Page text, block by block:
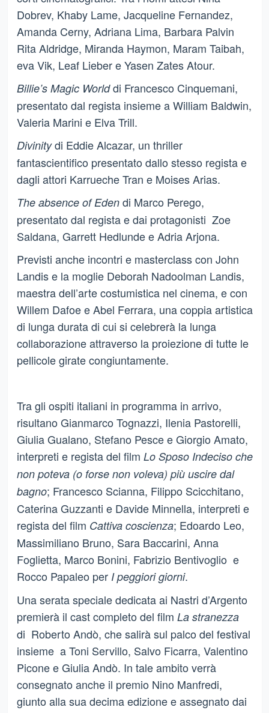
Dobrev, Khaby Lame, Jacqueline Fernandez,
Amanda Cerny, Adriana Lima, Barbara Palvin
Rita Aldridge, Miranda Haymon, Maram Taibah,
eva Vik, Leaf Lieber e Yasen Zates Atour.
Billie’s Magic Worlddi Francesco Cinquemani,
presentato dal regista insieme a William Baldwin,
Valeria Marini e Elva Trill.
Divinitydi Eddie Alcazar, un thriller
fantascientifico presentato dallo stesso regista e
dagli attori Karrueche Tran e Moises Arias.
The absence of Eden di Marco Perego,
presentato dal regista e dai protagonisti Zoe
Saldana, Garrett Hedlunde e Adria Arjona.
Previsti anche incontri e masterclass con John
Landis e la moglie Deborah Nadoolman Landis,
maestra dell’arte costumistica nel cinema, e con
Willem Dafoe e Abel Ferrara, una coppia artistica
di lunga durata di cui si celebrerà la lunga
collaborazione attraverso la proiezione di tutte le
pellicole girate congiuntamente.
Tra gli ospiti italiani in programma in arrivo,
risultano Gianmarco Tognazzi, Ilenia Pastorelli,
Giulia Gualano, Stefano Pesce e Giorgio Amato,
interpreti e regista del film Lo Sposo Indeciso che
non poteva (o forse non voleva) più uscire dal
bagno; Francesco Scianna, Filippo Scicchitano,
Caterina Guzzanti e Davide Minnella, interpreti e
regista del film Cattiva coscienza; Edoardo Leo,
Massimiliano Bruno, Sara Baccarini, Anna
Foglietta, Marco Bonini, Fabrizio Bentivoglio e
Rocco Papaleo per I peggiori giorni.
Una serata speciale dedicata ai Nastri d’Argento
premierà il cast completo del film La stranezza
di Roberto Andò, che salirà sul palco del festival
insieme a Toni Servillo, Salvo Ficarra, Valentino
Picone e Giulia Andò. In tale ambito verrà
consegnato anche il premio Nino Manfredi,
giunto alla sua decima edizione e assegnato dai